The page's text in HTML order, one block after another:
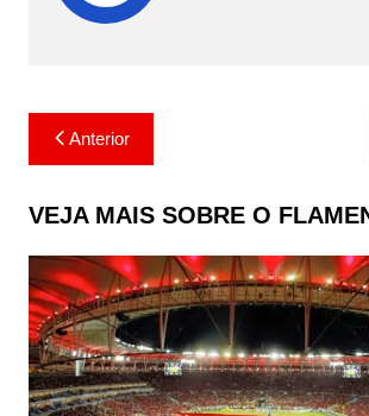
Navegação
de
Post
Anterior
VEJA MAIS SOBRE O